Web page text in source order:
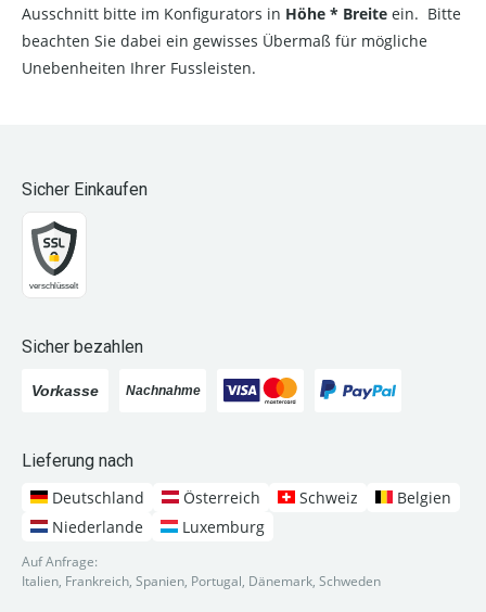
Ausschnitt bitte im Konfigurators in Höhe * Breite ein. Bitte
beachten Sie dabei ein gewisses Übermaß für mögliche
Unebenheiten Ihrer Fussleisten.
Sicher Einkaufen
Sicher bezahlen
Lieferung nach
Deutschland
Österreich Schweiz
Belgien
Niederlande
Luxemburg
Auf Anfrage:
Italien, Frankreich, Spanien, Portugal, Dänemark, Schweden